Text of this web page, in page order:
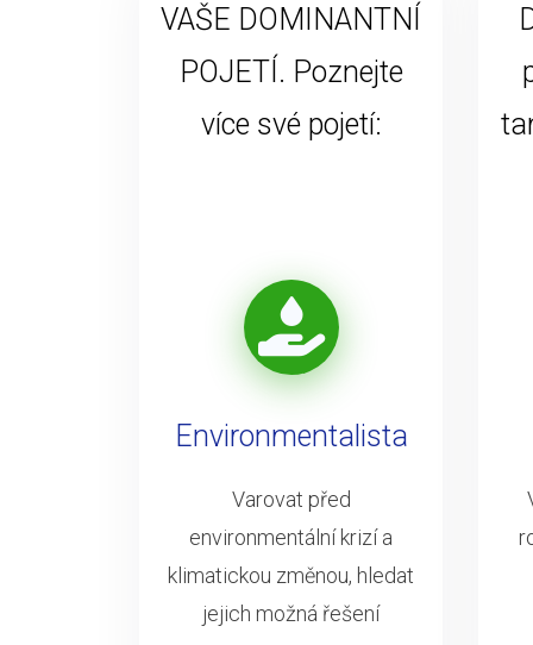
VAŠE DOMINANTNÍ
POJETÍ. Poznejte
více své pojetí:
Environmentalista
Varovat před
environmentální krizí a
klimatickou změnou, hledat
jejich možná řešení